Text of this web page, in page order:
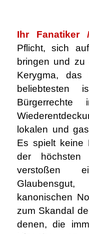
Ihr Fanatiker
Pflicht, sich
bringen und
Kerygma,
beliebtesten
lokalen und
Es spielt keine
der höchsten
verstoßen
kanonischen
zum Skandal
denen, die